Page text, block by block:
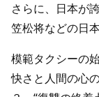
さらに、日本が
笠松将などの日
模範タクシーの
快さと人間の心